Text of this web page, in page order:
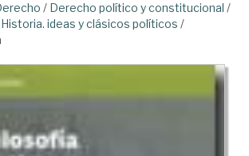
/ Derecho político y constitucional /
Historia. ideas y clásicos políticos /